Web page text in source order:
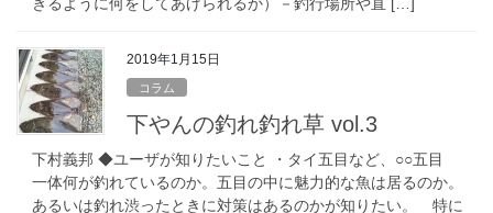
2019年1月15日
コラム
下やんの釣れ釣れ草 vol.3
下村義邦 ◆ユーザが知りたいこと ・タイ五目など、○○五目
一体何が釣れているのか。五目の中に魅力的な魚は居るのか。
あるいは釣れ渋ったときに対策はあるのかが知りたい。 特に